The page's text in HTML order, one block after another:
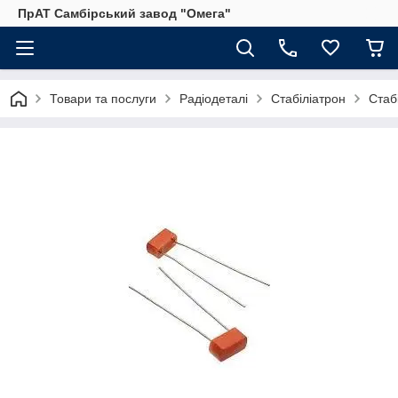
ПрАТ Самбірський завод "Омега"
Товари та послуги Радіодеталі Стабіліатрон